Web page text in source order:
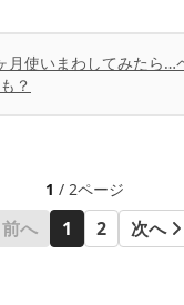
月使いまわしてみたら…
？
1 / 2ページ
前へ 1 2 次へ